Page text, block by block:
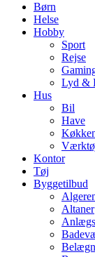
Børn
Helse
Hobby
Sport
Rejse
Lyd &
Hus
Bil
Have
Kontor
Tøj
Byggetilbud
Altaner